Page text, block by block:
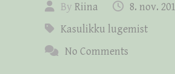
By Riina
8. nov.
Kasulikku lugemist
No Comments